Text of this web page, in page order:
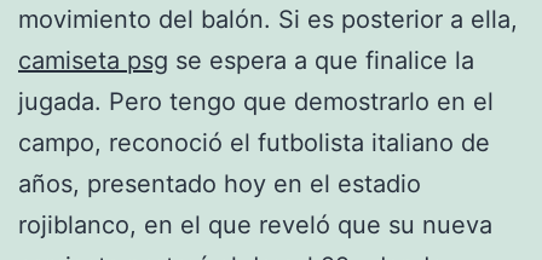
movimiento del balón. Si es posterior a ella,
camiseta psg se espera a que finalice la
jugada. Pero tengo que demostrarlo en el
campo, reconoció el futbolista italiano de
años, presentado hoy en el estadio
rojiblanco, en el que reveló que su nueva